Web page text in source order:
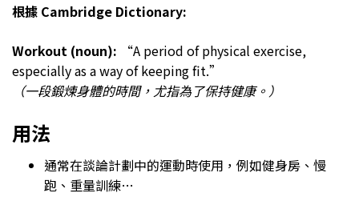
根據 Cambridge Dictionary:
Workout (noun): “A period of physical exercise,
especially as a way of keeping fit.”
（一段鍛煉身體的時間，尤指為了保持健康。）
用法
通常在談論計劃中的運動時使用，例如健身房、慢
跑、重量訓練…